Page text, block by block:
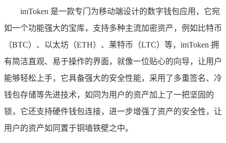
imToken 是一款专门为移动端设计的数字钱包应用，它宛
如一个功能强大的宝库，支持多种主流加密资产，例如比特币
（BTC）、以太坊（ETH）、莱特币（LTC）等，imToken 拥
有简洁直观、易于操作的界面，就像一位贴心的向导，让用户
能够轻松上手，它具备强大的安全性能，采用了多重签名、冷
钱包存储等先进技术，如同为用户的资产加上了一把坚固的
锁，它还支持硬件钱包连接，进一步增强了资产的安全性，让
用户的资产如同置于铜墙铁壁之中。